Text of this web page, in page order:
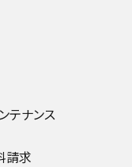
テナンス
請求